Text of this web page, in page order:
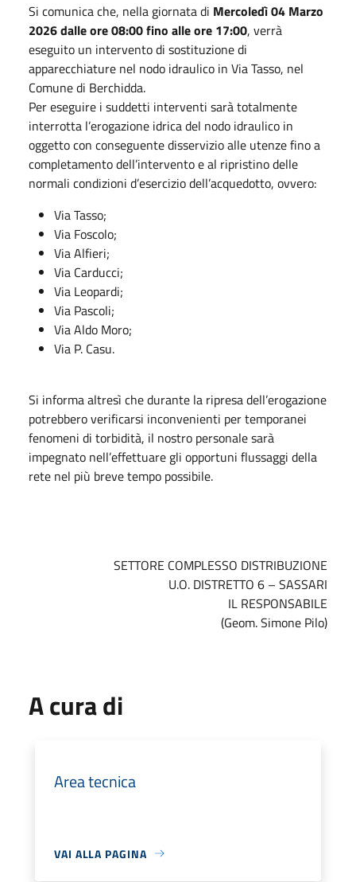
Si comunica che, nella giornata di Mercoledì 04 Marzo
2026 dalle ore 08:00 fino alle ore 17:00, verrà
eseguito un intervento di sostituzione di
apparecchiature nel nodo idraulico in Via Tasso, nel
Comune di Berchidda.
Per eseguire i suddetti interventi sarà totalmente
interrotta l’erogazione idrica del nodo idraulico in
oggetto con conseguente disservizio alle utenze fino a
completamento dell’intervento e al ripristino delle
normali condizioni d’esercizio dell’acquedotto, ovvero:
Via Tasso;
Via Foscolo;
Via Alfieri;
Via Carducci;
Via Leopardi;
Via Pascoli;
Via Aldo Moro;
Via P. Casu.
Si informa altresì che durante la ripresa dell’erogazione
potrebbero verificarsi inconvenienti per temporanei
fenomeni di torbidità, il nostro personale sarà
impegnato nell’effettuare gli opportuni flussaggi della
rete nel più breve tempo possibile.
SETTORE COMPLESSO DISTRIBUZIONE
U.O. DISTRETTO 6 – SASSARI
IL RESPONSABILE
(Geom. Simone Pilo)
A cura di
Area tecnica
VAI ALLA PAGINA